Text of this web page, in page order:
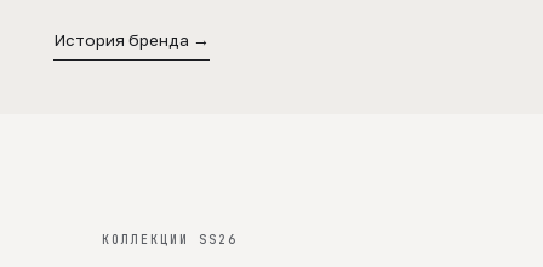
История бренда →
КОЛЛЕКЦИИ SS26